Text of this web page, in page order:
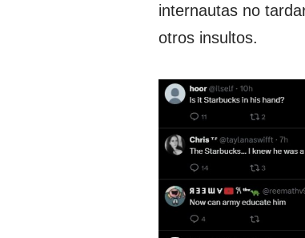
internautas no
otros insultos.